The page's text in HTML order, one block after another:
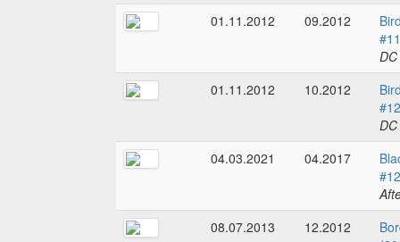
01.11.2012
09.2012
#11
01.11.2012
10.2012
#12
04.03.2021
04.2017
#12
08.07.2013
12.2012